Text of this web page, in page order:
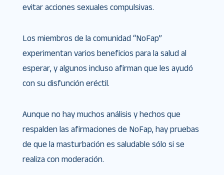
evitar acciones sexuales compulsivas.
Los miembros de la comunidad “NoFap”
experimentan varios beneficios para la salud al
esperar, y algunos incluso afirman que les ayudó
con su disfunción eréctil.
Aunque no hay muchos análisis y hechos que
respalden las afirmaciones de NoFap, hay pruebas
de que la masturbación es saludable sólo si se
realiza con moderación.